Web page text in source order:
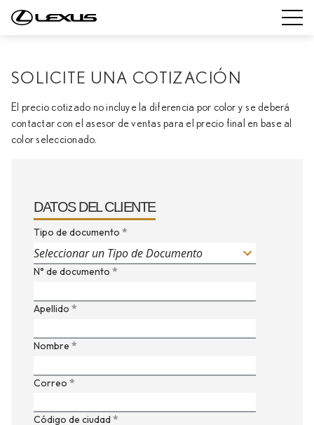
SOLICITE UNA COTIZACIÓN
El precio cotizado no incluye la diferencia por color y se deberá
contactar con el asesor de ventas para el precio final en base al
color seleccionado.